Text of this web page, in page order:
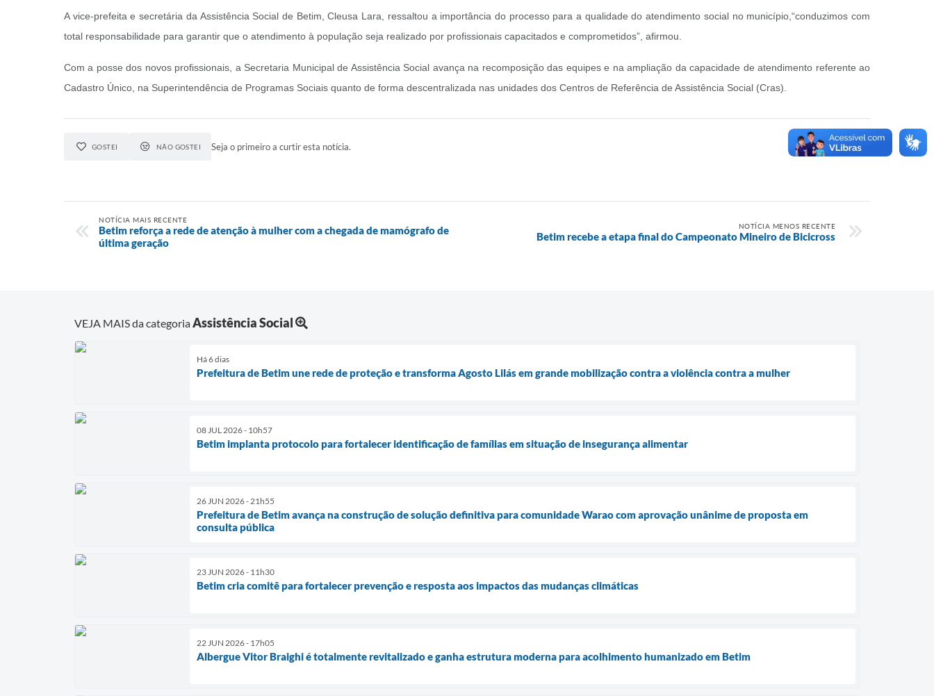
A vice-prefeita e secretária da Assistência Social de Betim, Cleusa Lara, ressaltou a importância do processo para a qualidade do atendimento social no município,“conduzimos com
total responsabilidade para garantir que o atendimento à população seja realizado por profissionais capacitados e comprometidos”, afirmou.
Com a posse dos novos profissionais, a Secretaria Municipal de Assistência Social avança na recomposição das equipes e na ampliação da capacidade de atendimento referente ao
Cadastro Único, na Superintendência de Programas Sociais quanto de forma descentralizada nas unidades dos Centros de Referência de Assistência Social (Cras).
GOSTEI NÃO GOSTEI Seja o primeiro a curtir esta notícia.
NOTÍCIA MAIS RECENTE
Betim reforça a rede de atenção à mulher com a chegada de mamógrafo de
última geração
NOTÍCIA MENOS RECENTE
Betim recebe a etapa final do Campeonato Mineiro de Bicicross
VEJA MAIS da categoriaAssistência Social
Há 6 dias
Prefeitura de Betim une rede de proteção e transforma Agosto Lilás em grande mobilização contra a violência contra a mulher
08 JUL 2026 - 10h57
Betim implanta protocolo para fortalecer identificação de famílias em situação de insegurança alimentar
26 JUN 2026 - 21h55
Prefeitura de Betim avança na construção de solução definitiva para comunidade Warao com aprovação unânime de proposta em
consulta pública
23 JUN 2026 - 11h30
Betim cria comitê para fortalecer prevenção e resposta aos impactos das mudanças climáticas
22 JUN 2026 - 17h05
Albergue Vitor Braighi é totalmente revitalizado e ganha estrutura moderna para acolhimento humanizado em Betim